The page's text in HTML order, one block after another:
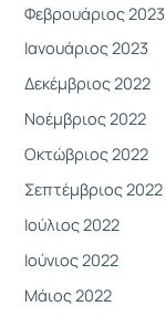
Φεβρουάριος 2023
Ιανουάριος 2023
Δεκέμβριος 2022
Νοέμβριος 2022
Οκτώβριος 2022
Σεπτέμβριος 2022
Ιούλιος 2022
Ιούνιος 2022
Μάιος 2022